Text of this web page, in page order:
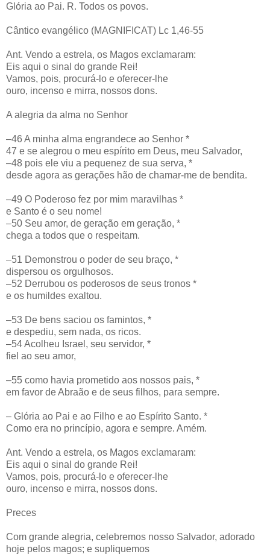
Glória ao Pai. R. Todos os povos.
Cântico evangélico (MAGNIFICAT) Lc 1,46-55
Ant. Vendo a estrela, os Magos exclamaram:
Eis aqui o sinal do grande Rei!
Vamos, pois, procurá-lo e oferecer-lhe
ouro, incenso e mirra, nossos dons.
A alegria da alma no Senhor
–46 A minha alma engrandece ao Senhor *
47 e se alegrou o meu espírito em Deus, meu Salvador,
–48 pois ele viu a pequenez de sua serva, *
desde agora as gerações hão de chamar-me de bendita.
–49 O Poderoso fez por mim maravilhas *
e Santo é o seu nome!
–50 Seu amor, de geração em geração, *
chega a todos que o respeitam.
–51 Demonstrou o poder de seu braço, *
dispersou os orgulhosos.
–52 Derrubou os poderosos de seus tronos *
e os humildes exaltou.
–53 De bens saciou os famintos, *
e despediu, sem nada, os ricos.
–54 Acolheu Israel, seu servidor, *
fiel ao seu amor,
–55 como havia prometido aos nossos pais, *
em favor de Abraão e de seus filhos, para sempre.
– Glória ao Pai e ao Filho e ao Espírito Santo. *
Como era no princípio, agora e sempre. Amém.
Ant. Vendo a estrela, os Magos exclamaram:
Eis aqui o sinal do grande Rei!
Vamos, pois, procurá-lo e oferecer-lhe
ouro, incenso e mirra, nossos dons.
Preces
Com grande alegria, celebremos nosso Salvador, adorado
hoje pelos magos; e supliquemos